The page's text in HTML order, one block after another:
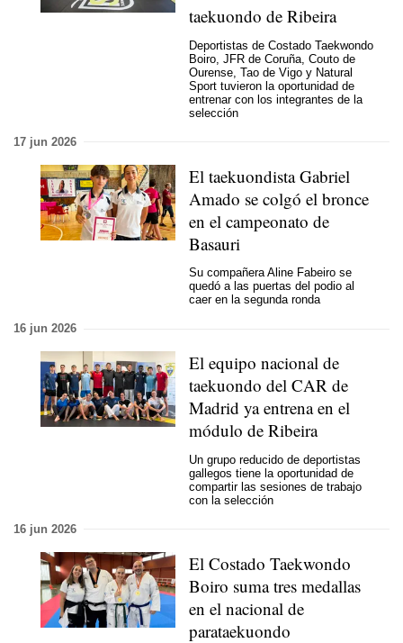
taekuondo de Ribeira
Deportistas de Costado Taekwondo
Boiro, JFR de Coruña, Couto de
Ourense, Tao de Vigo y Natural
Sport tuvieron la oportunidad de
entrenar con los integrantes de la
selección
17 jun 2026
El taekuondista Gabriel
Amado se colgó el bronce
en el campeonato de
Basauri
Su compañera Aline Fabeiro se
quedó a las puertas del podio al
caer en la segunda ronda
16 jun 2026
El equipo nacional de
taekuondo del CAR de
Madrid ya entrena en el
módulo de Ribeira
Un grupo reducido de deportistas
gallegos tiene la oportunidad de
compartir las sesiones de trabajo
con la selección
16 jun 2026
El Costado Taekwondo
Boiro suma tres medallas
en el nacional de
parataekuondo